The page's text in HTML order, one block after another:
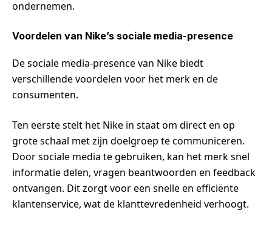
ondernemen.
Voordelen van Nike’s sociale media-presence
De sociale media-presence van Nike biedt
verschillende voordelen voor het merk en de
consumenten.
Ten eerste stelt het Nike in staat om direct en op
grote schaal met zijn doelgroep te communiceren.
Door sociale media te gebruiken, kan het merk snel
informatie delen, vragen beantwoorden en feedback
ontvangen. Dit zorgt voor een snelle en efficiënte
klantenservice, wat de klanttevredenheid verhoogt.